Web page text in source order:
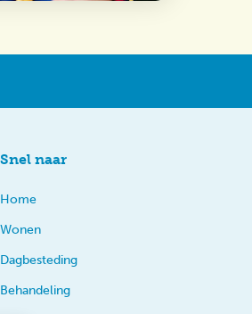
Snel naar
Home
Wonen
Dagbesteding
Behandeling